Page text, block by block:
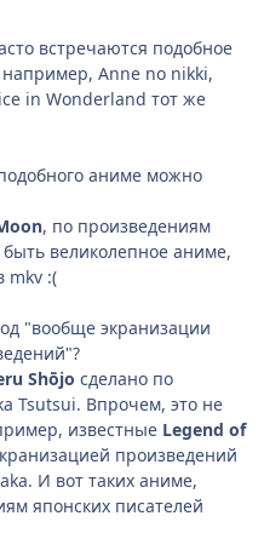
встречаются подобное
например, Anne no nikki,
in Wonderland тот же
аниме можно
, по произведениям
великолепное аниме,
mkv :(
"вообще экранизации
Shōjo сделано по
Tsutsui. Впрочем, это не
известные Legend of
произведений
И вот таких аниме,
японских писателей